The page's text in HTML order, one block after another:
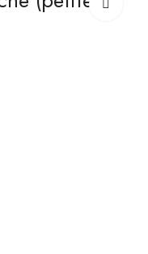
AINA transparentes
Blanche (grande)